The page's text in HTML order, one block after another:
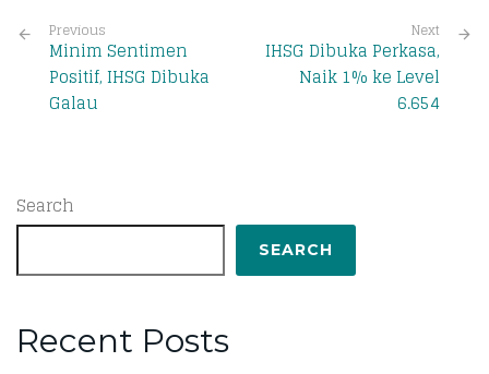
Previous
Minim Sentimen
Positif, IHSG Dibuka
Galau
Next
IHSG Dibuka Perkasa,
Naik 1% ke Level
6.654
Search
SEARCH
Recent Posts